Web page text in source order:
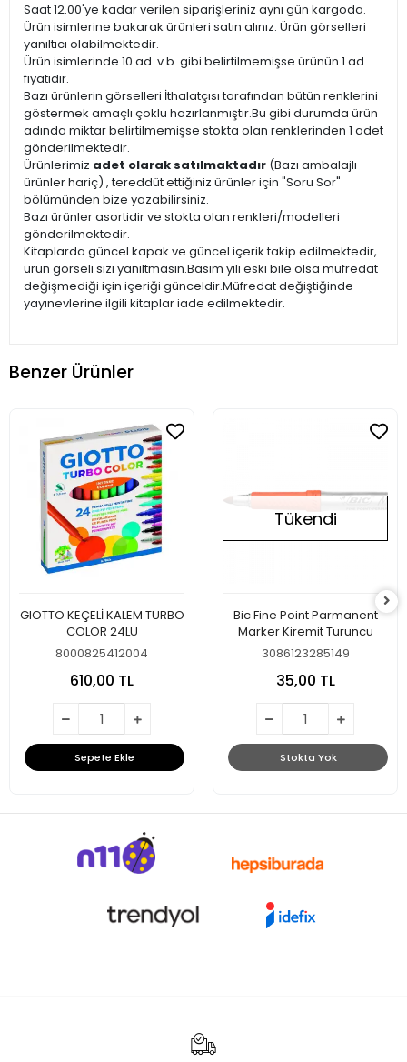
Saat 12.00'ye kadar verilen siparişleriniz aynı gün kargoda.
Ürün isimlerine bakarak ürünleri satın alınız. Ürün görselleri
yanıltıcı olabilmektedir.
Ürün isimlerinde 10 ad. v.b. gibi belirtilmemişse ürünün 1 ad.
fiyatıdır.
Bazı ürünlerin görselleri İthalatçısı tarafından bütün renklerini
göstermek amaçlı çoklu hazırlanmıştır.Bu gibi durumda ürün
adında miktar belirtilmemişse stokta olan renklerinden 1 adet
gönderilmektedir.
Ürünlerimiz adet olarak satılmaktadır (Bazı ambalajlı
ürünler hariç) , tereddüt ettiğiniz ürünler için "Soru Sor"
bölümünden bize yazabilirsiniz.
Bazı ürünler asortidir ve stokta olan renkleri/modelleri
gönderilmektedir.
Kitaplarda güncel kapak ve güncel içerik takip edilmektedir,
ürün görseli sizi yanıltmasın.Basım yılı eski bile olsa müfredat
değişmediği için içeriği günceldir.Müfredat değiştiğinde
yayınevlerine ilgili kitaplar iade edilmektedir.
Benzer Ürünler
GIOTTO KEÇELİ KALEM TURBO
COLOR 24LÜ
8000825412004
610,00 TL
Sepete Ekle
Tükendi
Bic Fine Point Parmanent
Marker Kiremit Turuncu
3086123285149
35,00 TL
Stokta Yok